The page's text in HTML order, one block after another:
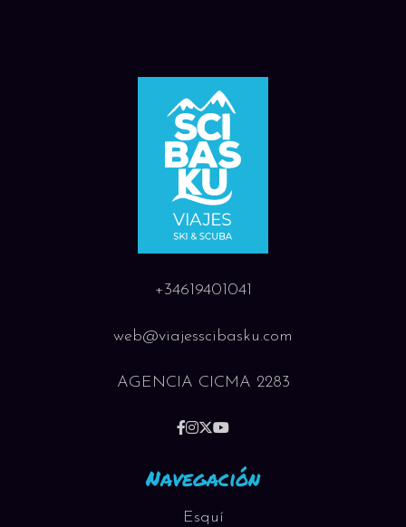
+34619401041
web@viajesscibasku.com
AGENCIA CICMA 2283
Navegación
Esquí